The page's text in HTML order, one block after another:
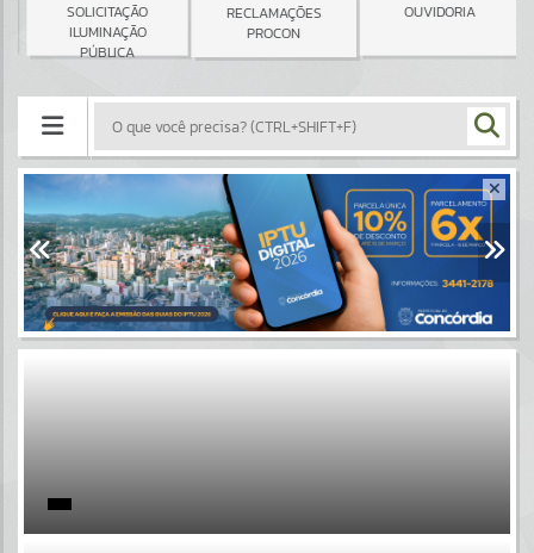
SOLICITAÇÃO
ILUMINAÇÃO
PÚBLICA
RECLAMAÇÕES
PROCON
OUVIDORIA
Portais
Por favor, aguarde...
Por favor, aguarde...